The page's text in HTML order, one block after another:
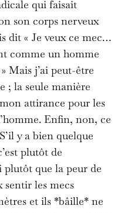
qui faisait
son corps nerveux
dit « Je veux ce mec…
comme un homme
Mais j’ai peut-être
; la seule manière
attirance pour les
Enfin, non, ce
y a bien quelque
plutôt de
plutôt que la peur de
sentir les mecs
et ils *bâille* ne